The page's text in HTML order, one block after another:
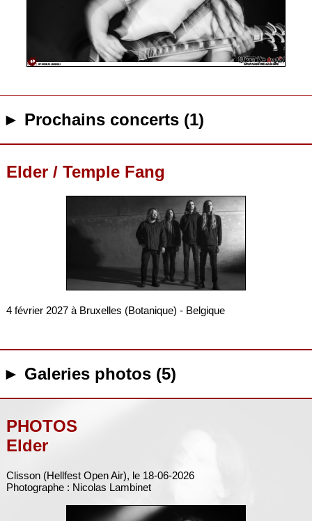
► Prochains concerts (1)
Elder / Temple Fang
4 février 2027 à Bruxelles (Botanique) - Belgique
► Galeries photos (5)
PHOTOS
Elder
Clisson (Hellfest Open Air), le 18-06-2026
Photographe : Nicolas Lambinet